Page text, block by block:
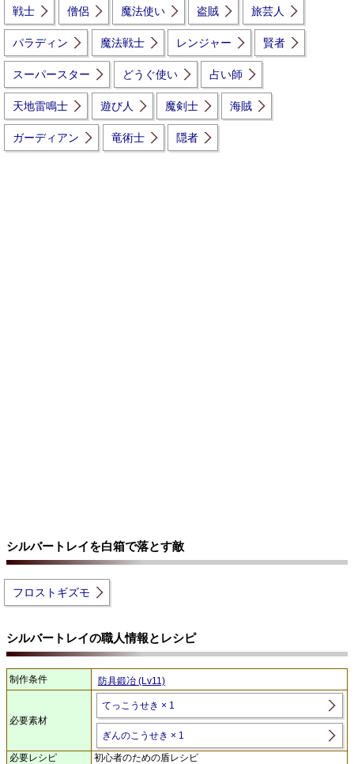
戦士 僧侶 魔法使い 盗賊 旅芸人
パラディン 魔法戦士 レンジャー 賢者
スーパースター どうぐ使い 占い師
天地雷鳴士 遊び人 魔剣士 海賊
ガーディアン 竜術士 隠者
シルバートレイを白箱で落とす敵
フロストギズモ
シルバートレイの職人情報とレシピ
制作条件 防具鍛冶 (Lv11)
必要素材
てっこうせき × 1
ぎんのこうせき × 1
必要レシピ
初心者のための盾レシピ